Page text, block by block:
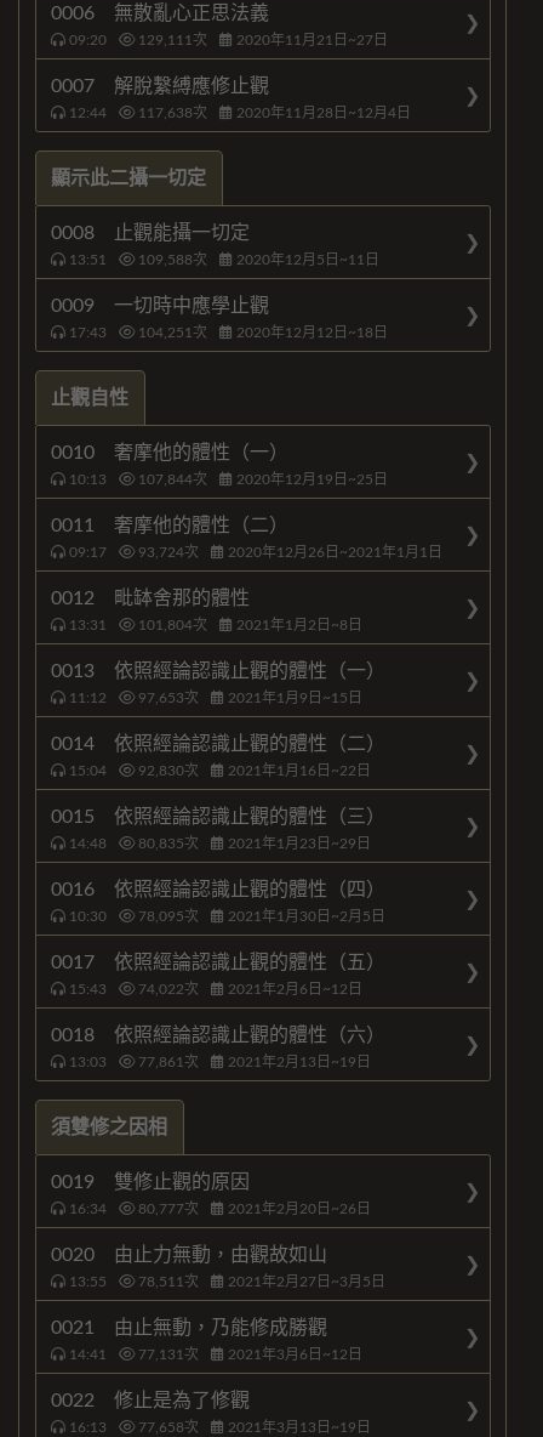
0006 無散亂心正思法義
09:20 129,111 次 2020年11月21日~27日
0007 解脫繫縛應修止觀
12:44 117,638次 2020年11月28日~12月4日
顯示此二攝一切定
0008 止觀能攝一切定
13:51 109,588次 2020年12月5日~11日
0009 一切時中應學止觀
17:43 104,251 次 2020年12月12日~18日
止觀自性
0010 奢摩他的體性（一）
10:13 107,844次 2020年12月19日~25日
0011 奢摩他的體性（二）
09:17 93,724次 2020年12月26日~2021年1月1日
0012 毗缽舍那的體性
13:31 101,804次 2021年1月2日~8日
0013 依照經論認識止觀的體性（一）
11:12 97,653次 2021年1月9日~15日
0014 依照經論認識止觀的體性（二）
15:04 92,830次 2021年1月16日~22日
0015 依照經論認識止觀的體性（三）
14:48 80,835次 2021年1月23日~29日
0016 依照經論認識止觀的體性（四）
10:30 78,095次 2021年1月30日~2月5日
0017 依照經論認識止觀的體性（五）
15:43 74,022次 2021年2月6日~12日
0018 依照經論認識止觀的體性（六）
13:03 77,861 次 2021年2月13日~19日
須雙修之因相
0019 雙修止觀的原因
16:34 80,777次 2021年2月20日~26日
0020 由止力無動，由觀故如山
13:55 78,511 次 2021年2月27日~3月5日
0021 由止無動，乃能修成勝觀
14:41 77,131 次 2021年3月6日~12日
0022 修止是為了修觀
16:13 77,658次 2021年3月13日~19日